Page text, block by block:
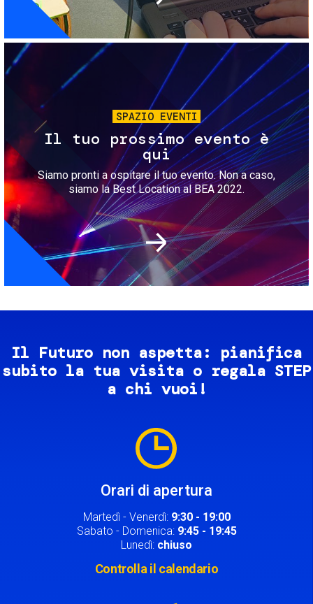
Immagine
SPAZIO EVENTI
Il tuo prossimo evento è
qui
Siamo pronti a ospitare il tuo evento. Non a caso,
siamo la Best Location al BEA 2022.
Il Futuro non aspetta: pianifica
subito la tua visita o regala STEP
a chi vuoi!
Orari di apertura
Martedì - Venerdì: 9:30 - 19:00
Sabato - Domenica: 9:45 - 19:45
Lunedì: chiuso
Controlla il calendario